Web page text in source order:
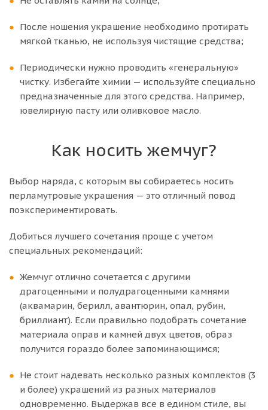
После ношения украшение необходимо протирать
мягкой тканью, не используя чистящие средства;
Периодически нужно проводить «генеральную»
чистку. Избегайте химии — используйте специально
предназначенные для этого средства. Например,
ювелирную пасту или оливковое масло.
Как носить жемчуг?
Выбор наряда, с которым вы собираетесь носить
перламутровые украшения — это отличный повод
поэкспериментировать.
Добиться лучшего сочетания проще с учетом
специальных рекомендаций:
Жемчуг отлично сочетается с другими
драгоценными и полудрагоценными камнями
(аквамарин, берилл, авантюрин, опал, рубин,
бриллиант). Если правильно подобрать сочетание
материала оправ и камней двух цветов, образ
получится гораздо более запоминающимся;
Не стоит надевать несколько разных комплектов (3
и более) украшений из разных материалов
одновременно. Выдержав все в едином стиле, вы